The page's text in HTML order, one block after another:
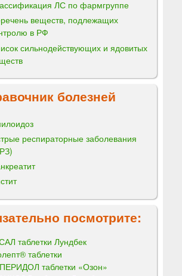
ЛС по фармгруппе
веществ, подлежащих
в РФ
сильнодействующих и ядовитых
болезней
респираторные заболевания
посмотрите:
таблетки Лундбек
таблетки
таблетки «Озон»